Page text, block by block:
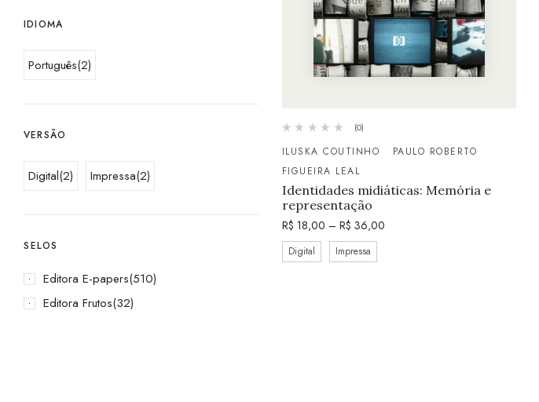
IDIOMA
Português(2)
VERSÃO
Digital(2) Impressa(2)
SELOS
Editora E-papers(510)
Editora Frutos(32)
(0)
ILUSKA COUTINHO
PAULO ROBERTO
FIGUEIRA LEAL
Identidades midiáticas: Memória e
representação
R$ 18,00 – R$ 36,00
Digital Impressa